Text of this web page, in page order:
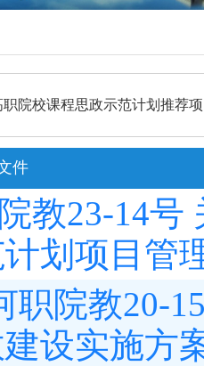
职院校课程思政示范计划推荐
件
院教23-14
划项目管
职院教20-
设实施方